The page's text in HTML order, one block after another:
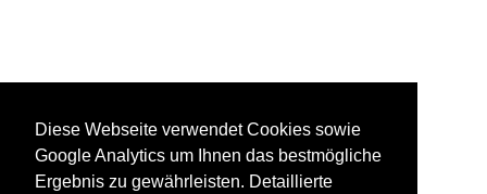
Diese Webseite verwendet Cookies sowie
Google Analytics um Ihnen das bestmögliche
Ergebnis zu gewährleisten. Detaillierte